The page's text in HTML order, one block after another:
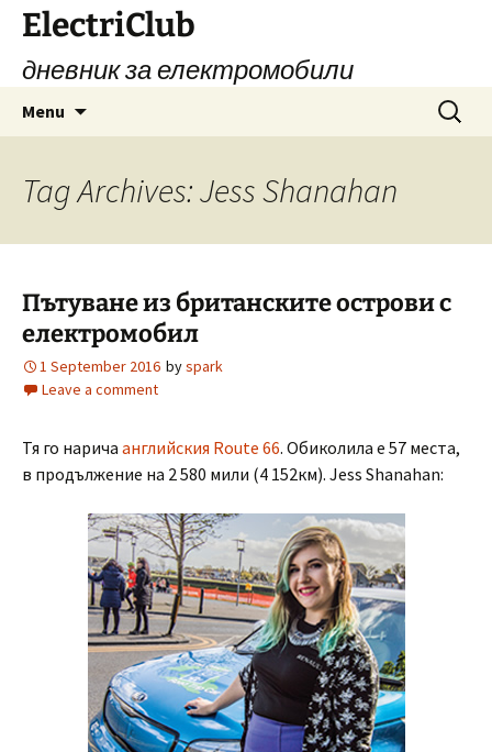
Skip
content
ElectriClub
дневник за електромобили
Menu
Search
for:
Tag Archives: Jess Shanahan
Пътуване из британските острови с
електромобил
1 September 2016 byspark
Leave a comment
Тя го нарича английския Route 66. Обиколила е 57 места,
в продължение на 2 580 мили (4 152км). Jess Shanahan: